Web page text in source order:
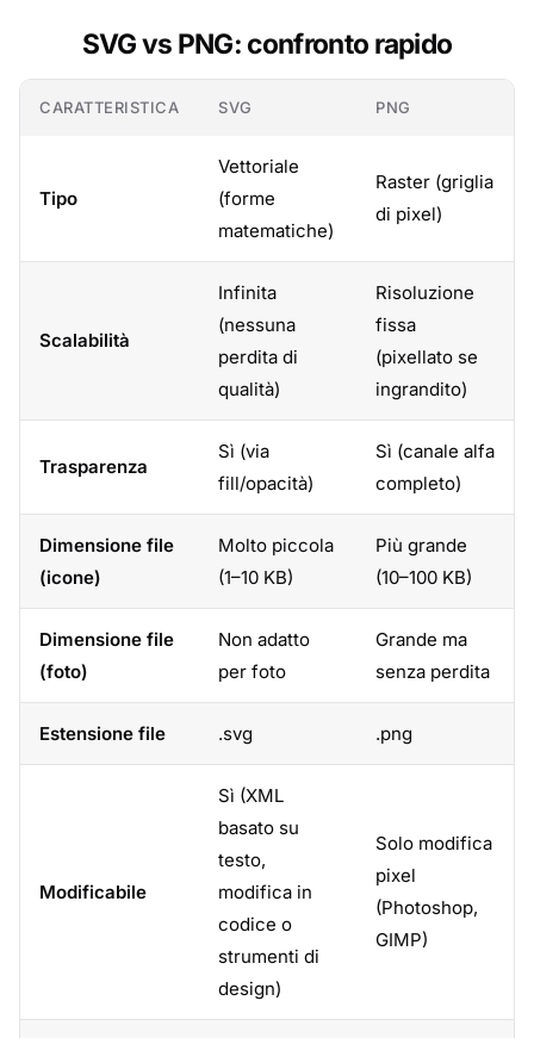
SVG vs PNG: confronto rapido
CARATTERISTICA SVG PNG
Tipo
Vettoriale
(forme
matematiche)
Raster (griglia
di pixel)
Scalabilità
Infinita
(nessuna
perdita di
qualità)
Risoluzione
fissa
(pixellato se
ingrandito)
Trasparenza
Sì (via
fill/opacità)
Sì (canale alfa
completo)
Dimensione file
(icone)
Molto piccola
(1–10 KB)
Più grande
(10–100 KB)
Dimensione file
(foto)
Non adatto
per foto
Grande ma
senza perdita
Estensione file .svg .png
Modificabile
Sì (XML
basato su
testo,
modifica in
codice o
strumenti di
design)
Solo modifica
pixel
(Photoshop,
GIMP)